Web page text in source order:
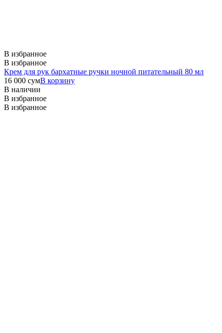
В избранное
В избранное
Крем для рук бархатные ручки ночной питательный 80 мл
16 000 сумВ корзину
В наличии
В избранное
В избранное